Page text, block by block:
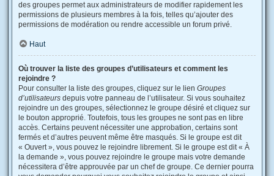
des groupes permet aux administrateurs de modifier rapidement les
permissions de plusieurs membres à la fois, telles qu’ajouter des
permissions de modération ou rendre accessible un forum privé.
Haut
Où trouver la liste des groupes d’utilisateurs et comment les
rejoindre ?
Pour consulter la liste des groupes, cliquez sur le lien Groupes
d’utilisateurs depuis votre panneau de l’utilisateur. Si vous souhaitez
rejoindre un des groupes, sélectionnez le groupe désiré et cliquez sur
le bouton approprié. Toutefois, tous les groupes ne sont pas en libre
accès. Certains peuvent nécessiter une approbation, certains sont
fermés et d’autres peuvent même être masqués. Si le groupe est dit
« Ouvert », vous pouvez le rejoindre librement. Si le groupe est dit « À
la demande », vous pouvez rejoindre le groupe mais votre demande
nécessitera d’être approuvée par un chef de groupe. Ce dernier pourra